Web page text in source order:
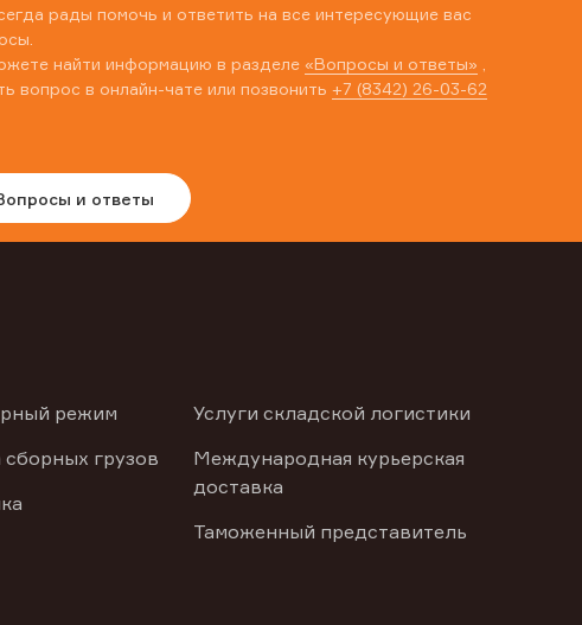
рады помочь и ответить на все интересующие вас
найти информацию в разделе «Вопросы и ответы»
вопрос в онлайн-чате или позвонить +7 (8342) 26-03-62
и ответы
режим
грузов
Услуги складской логистики
Международная курьерская
доставка
Таможенный представитель